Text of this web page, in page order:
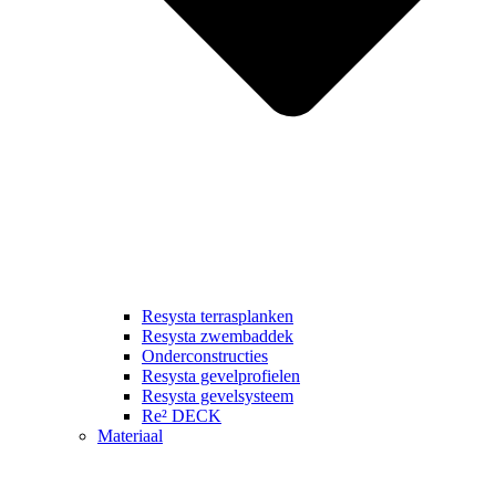
Resysta terrasplanken
Resysta zwembaddek
Onderconstructies
Resysta gevelprofielen
Resysta gevelsysteem
Re² DECK
Materiaal